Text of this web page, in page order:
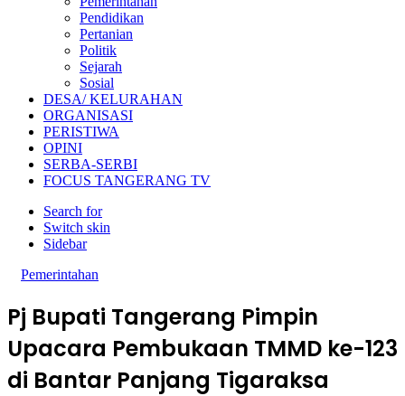
Pendidikan
Pertanian
Politik
Sejarah
Sosial
DESA/ KELURAHAN
ORGANISASI
PERISTIWA
OPINI
SERBA-SERBI
FOCUS TANGERANG TV
Search for
Switch skin
Sidebar
Pemerintahan
Pj Bupati Tangerang Pimpin
Upacara Pembukaan TMMD ke-123
di Bantar Panjang Tigaraksa